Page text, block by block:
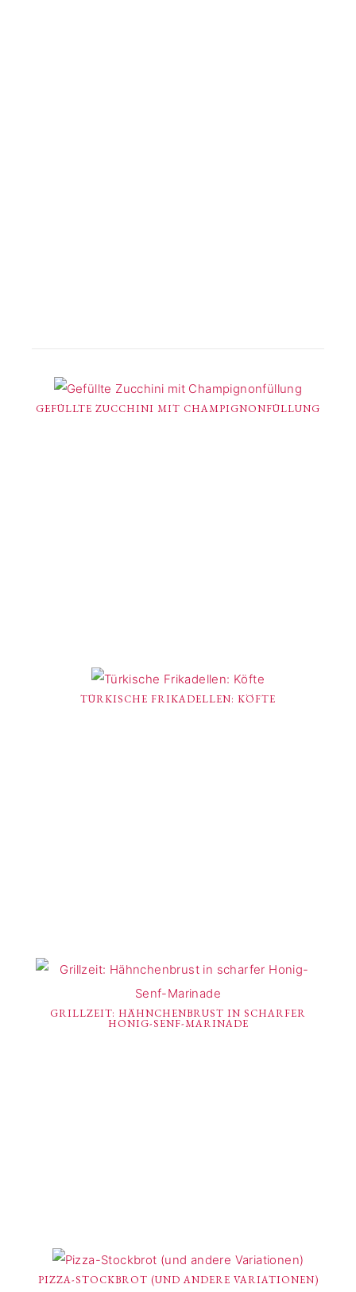
GEFÜLLTE ZUCCHINI MIT CHAMPIGNONFÜLLUNG
TÜRKISCHE FRIKADELLEN: KÖFTE
GRILLZEIT: HÄHNCHENBRUST IN SCHARFER
HONIG-SENF-MARINADE
PIZZA-STOCKBROT (UND ANDERE VARIATIONEN)